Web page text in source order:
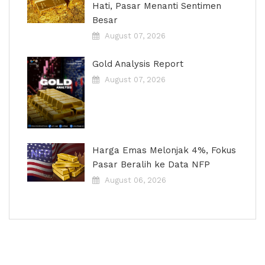
Hati, Pasar Menanti Sentimen
Besar
August 07, 2026
Gold Analysis Report
August 07, 2026
Harga Emas Melonjak 4%, Fokus
Pasar Beralih ke Data NFP
August 06, 2026